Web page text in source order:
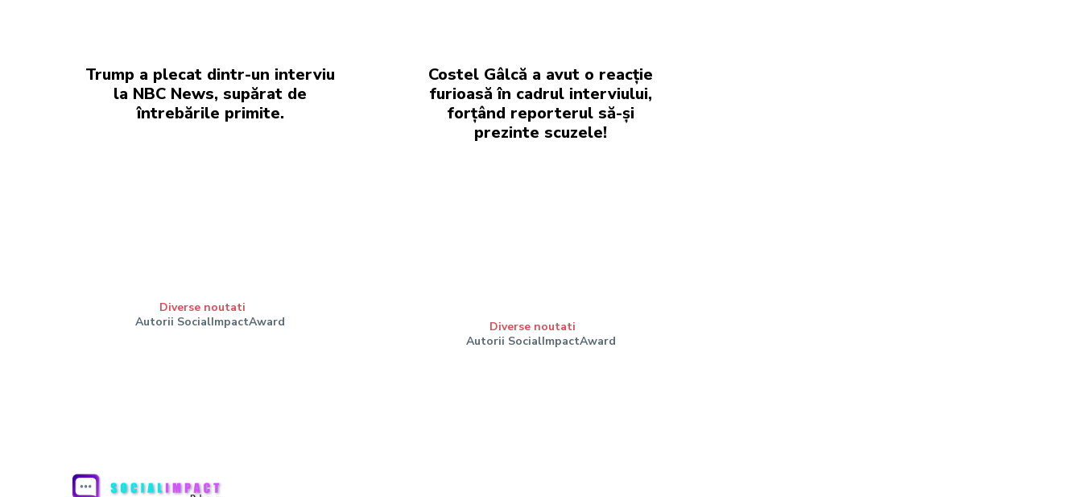
Trump a plecat dintr-un interviu
la NBC News, supărat de
întrebările primite.
Diverse noutati
Autorii SocialImpactAward
Costel Gâlcă a avut o reacție
furioasă în cadrul interviului,
forțând reporterul să-și
prezinte scuzele!
Diverse noutati
Autorii SocialImpactAward